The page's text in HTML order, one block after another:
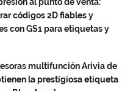
al punto de venta:
códigos 2D fiables y
con GS1 para etiquetas y
multifunción Arivia de
la prestigiosa etiqueta